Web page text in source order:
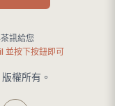
訊給您
並按下按鈕即可
權所有。